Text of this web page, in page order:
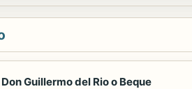
Guillermo del Rio o Beque